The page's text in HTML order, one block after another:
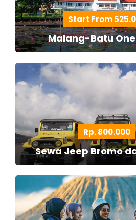
Start From
Malang-Batu
Rp. 800.000
Sewa Jeep Bromo